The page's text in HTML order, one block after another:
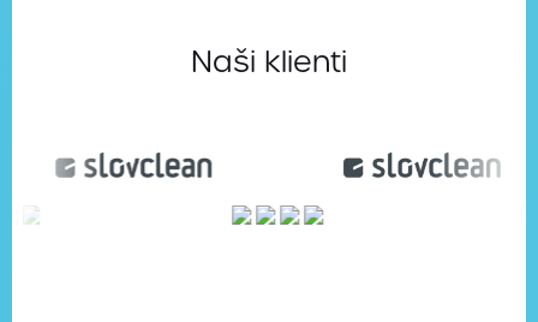
Naši klienti